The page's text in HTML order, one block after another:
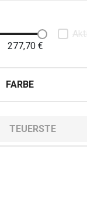
277,70 €
FARBE
TEUERSTE